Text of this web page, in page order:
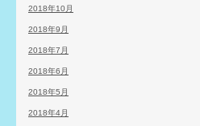
2018年10月
2018年9月
2018年7月
2018年6月
2018年5月
2018年4月